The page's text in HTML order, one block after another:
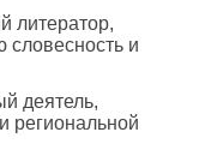
литератор,
словесность и
деятель,
региональной